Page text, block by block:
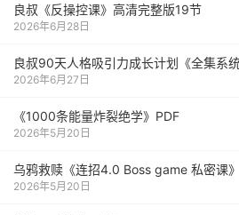
良叔《反操控课》高清完整版19节
2026年6月28日
良叔90天人格吸引力成长计划《全集系统
2026年6月27日
《1000‮能条‬‎量‮裂炸‬‎绝学》PDF
2026年5月20日
乌鸦救赎《连招4.0 Boss game 私密课》
2026年5月20日